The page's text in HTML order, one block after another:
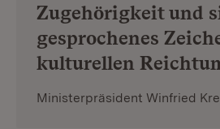
Zugehörigkeit und
gesprochenes
kulturellen
Ministerpräsident Winfried